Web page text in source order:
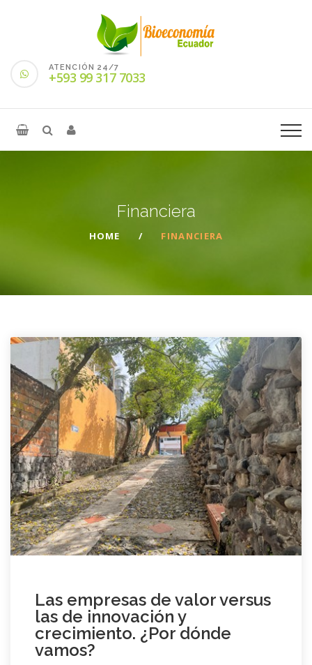
ATENCIÓN 24/7
+593 99 317 7033
Financiera
HOME FINANCIERA
Las empresas de valor versus
las de innovación y
crecimiento. ¿Por dónde
vamos?